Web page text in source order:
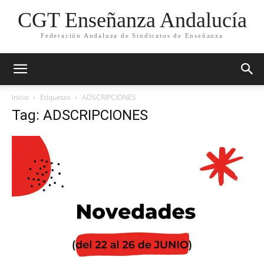
CGT Enseñanza Andalucía
Federación Andaluza de Sindicatos de Enseñanza
Inicio Etiquetas ADSCRIPCIONES
Tag: ADSCRIPCIONES